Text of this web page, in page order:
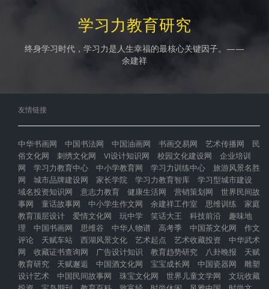
学习力教育研究
终身学习时代，学习力是人生幸福的最核心关键因子。——
余建祥
友情链接
中华书画网 中国书法网 中国油画网 书画交易网 艺术传播网
民
俗文化网
刺绣文化网 VI设计知识网 校园文化建设网
企业培训
网
学习力教育中心 中小学教育网 学习力训练中心
旅游风景名胜
网
城市品牌建设网 家长学院 学习力教育智库
学习型城市建设
域名投资知识网
意志力教育 健康生活网 营销策划网
世界民间故
事网
童话故事网 中小学生作文网 余建祥工作室 思维训练
家庭
教育顶层设计
爱情文化网 玩中学 笑话大王 科技前沿
趣味地
理
中国书画网 思维谷 中华人物谱 高考季 中国茶文化网
作文
评论
天赋车站 西湖风景文化 艺术起点 艺术收藏投资
中华武术
网
收藏证书查询网 广告设计知识 教育趋势研究 八卦晚报
天赋
教育研究
天赋邂逅 中国酒文化网 宝宝成长网 中国瓷器网
雕塑
设计艺术
中国民间故事网 珠宝文化网 世界儿童文学网
文玩收藏